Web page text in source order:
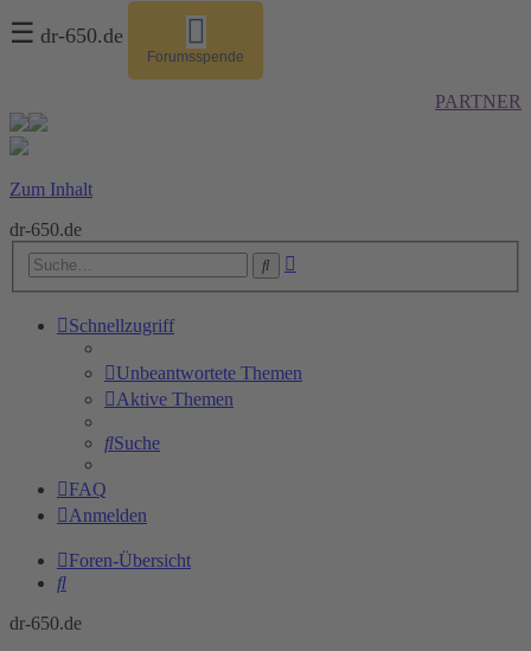
☰ dr-650.de
Forumsspende
PARTNER
Zum Inhalt
dr-650.de
Suche
Schnellzugriff
Unbeantwortete Themen
Aktive Themen
Suche
FAQ
Anmelden
Foren-Übersicht
Suche
dr-650.de